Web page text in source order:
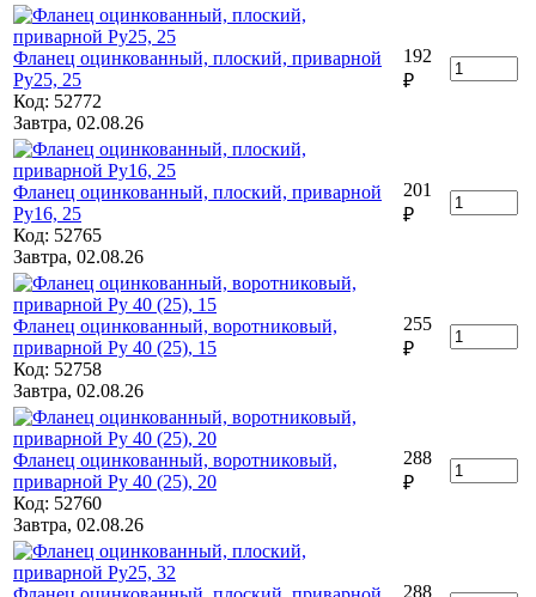
Фланец оцинкованный, плоский, приварной
Ру25, 25
Код: 52772
Завтра, 02.08.26
192
₽
Фланец оцинкованный, плоский, приварной
Ру16, 25
Код: 52765
Завтра, 02.08.26
201
₽
Фланец оцинкованный, воротниковый,
приварной Ру 40 (25), 15
Код: 52758
Завтра, 02.08.26
255
₽
Фланец оцинкованный, воротниковый,
приварной Ру 40 (25), 20
Код: 52760
Завтра, 02.08.26
288
₽
288